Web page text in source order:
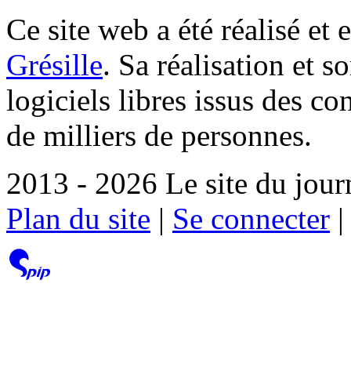
Ce site web a été réalisé et
Grésille. Sa réalisation et
logiciels libres issus des
de milliers de personnes.
2013 - 2026 Le site du
Plan du site | Se connecter |